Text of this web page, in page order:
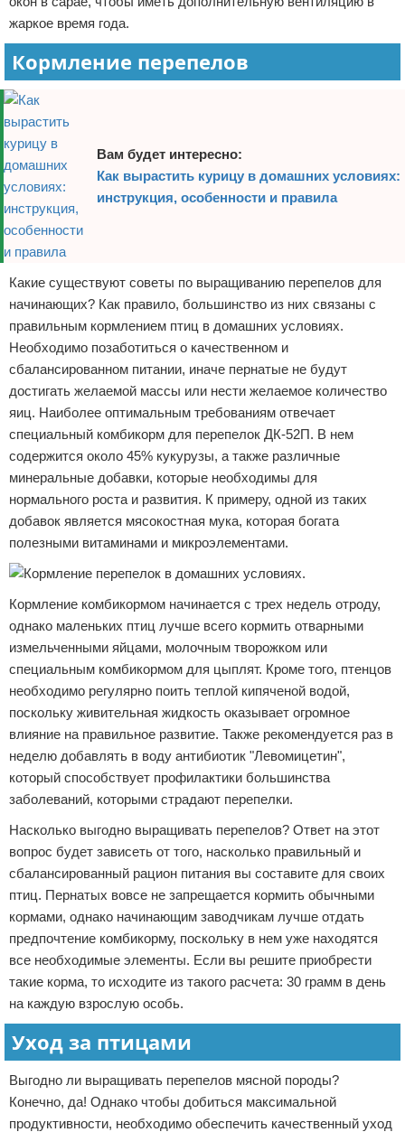
жаркое время года.
Кормление перепелов
Вам будет интересно:
Как вырастить курицу в домашних условиях:
инструкция, особенности и правила
Какие существуют советы по выращиванию перепелов для
начинающих? Как правило, большинство из них связаны с
правильным кормлением птиц в домашних условиях.
Необходимо позаботиться о качественном и
сбалансированном питании, иначе пернатые не будут
достигать желаемой массы или нести желаемое количество
яиц. Наиболее оптимальным требованиям отвечает
специальный комбикорм для перепелок ДК-52П. В нем
содержится около 45% кукурузы, а также различные
минеральные добавки, которые необходимы для
нормального роста и развития. К примеру, одной из таких
добавок является мясокостная мука, которая богата
полезными витаминами и микроэлементами.
Кормление комбикормом начинается с трех недель отроду,
однако маленьких птиц лучше всего кормить отварными
измельченными яйцами, молочным творожком или
специальным комбикормом для цыплят. Кроме того, птенцов
необходимо регулярно поить теплой кипяченой водой,
поскольку живительная жидкость оказывает огромное
влияние на правильное развитие. Также рекомендуется раз в
неделю добавлять в воду антибиотик "Левомицетин",
который способствует профилактики большинства
заболеваний, которыми страдают перепелки.
Насколько выгодно выращивать перепелов? Ответ на этот
вопрос будет зависеть от того, насколько правильный и
сбалансированный рацион питания вы составите для своих
птиц. Пернатых вовсе не запрещается кормить обычными
кормами, однако начинающим заводчикам лучше отдать
предпочтение комбикорму, поскольку в нем уже находятся
все необходимые элементы. Если вы решите приобрести
такие корма, то исходите из такого расчета: 30 грамм в день
на каждую взрослую особь.
Уход за птицами
Выгодно ли выращивать перепелов мясной породы?
Конечно, да! Однако чтобы добиться максимальной
продуктивности, необходимо обеспечить качественный уход